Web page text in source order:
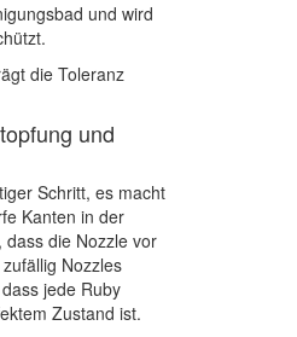
und wird
die Toleranz
und
Schritt, es macht
Kanten in der
dass die Nozzle vor
Nozzles
jede Ruby
Zustand ist.